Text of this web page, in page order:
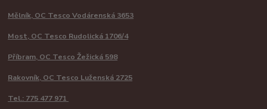
Mělník, OC Tesco Vodárenská 3653
Most, OC Tesco Rudolická 1706/4
Příbram, OC Tesco Žežická 598
Rakovník, OC Tesco Luženská 2725
Tel.: 775 477 971